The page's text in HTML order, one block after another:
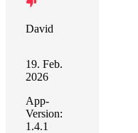
David
19. Feb.
2026
App-
Version:
1.4.1